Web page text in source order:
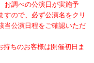
お調べの公演日が実施予
すので、必ず公演名をクリ
当公演日程をご確認いただ
ちのお客様は開催初日ま